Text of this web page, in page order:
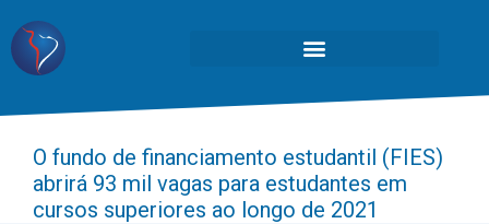
O fundo de financiamento estudantil (FIES)
abrirá 93 mil vagas para estudantes em
cursos superiores ao longo de 2021